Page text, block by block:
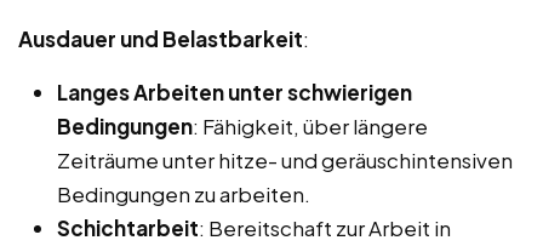
Ausdauer und Belastbarkeit:
Langes Arbeiten unter schwierigen
Bedingungen: Fähigkeit, über längere
Zeiträume unter hitze- und geräuschintensiven
Bedingungen zu arbeiten.
Schichtarbeit: Bereitschaft zur Arbeit in